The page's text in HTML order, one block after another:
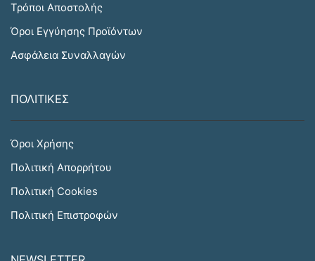
Τρόποι Αποστολής
Όροι Εγγύησης Προϊόντων
Ασφάλεια Συναλλαγών
ΠΟΛΙΤΙΚΕΣ
Όροι Χρήσης
Πολιτική Απορρήτου
Πολιτική Cookies
Πολιτική Επιστροφών